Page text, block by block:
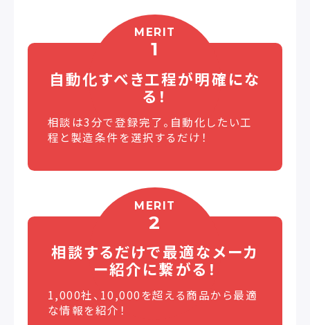
中心を合わせてラベルを貼ることが可能
です。 ４．周辺装置もBYNASクオリティ
高速ピッキングロボットアプリケーション
リティを結集した自社設計の装置です。
前後工程も含めたシステム全体をご提供
ネート力 高速ピッキングロボットアプリケ
ーションを納入した業種は、自動車、電
す。 それぞれの業種における安全基準や
設備基準に対応可能です。 電気・電子の
クリーンルーム対応、食品の水洗い対応、
製薬のバリデーションにも対応していま
MERIT
1
自動化すべき工程が明確にな
る！
相談は3分で登録完了。自動化したい工
程と製造条件を選択するだけ！
MERIT
2
相談するだけで最適なメーカ
ー紹介に繋がる！
1,000社、10,000を超える商品から最適
な情報を紹介！